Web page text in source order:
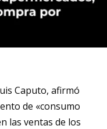
Caputo, afirmó
de «consumo
las ventas de los